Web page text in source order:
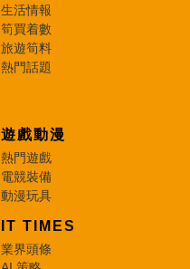
生活情報
筍買着數
旅遊筍料
熱門話題
遊戲動漫
熱門遊戲
電競裝備
動漫玩具
IT TIMES
業界頭條